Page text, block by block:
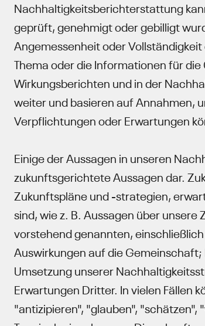
Nachhaltigkeitsberichterstattung
geprüft, genehmigt oder gebilligt
Angemessenheit oder
Thema oder die Informationen für
Wirkungsberichten und in der
weiter und basieren auf Annahmen,
Verpflichtungen oder Erwartungen
Einige der Aussagen in unseren
zukunftsgerichtete Aussagen dar.
Zukunftspläne und -strategien,
sind, wie z. B. Aussagen über
vorstehend genannten,
Auswirkungen auf die
Umsetzung unserer
Erwartungen Dritter. In vielen Fällen
"antizipieren", "glauben",